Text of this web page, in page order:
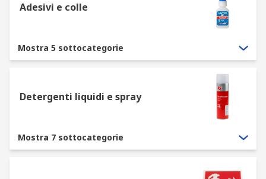
Adesivi e colle
Mostra 5 sottocategorie
Detergenti liquidi e spray
Mostra 7 sottocategorie